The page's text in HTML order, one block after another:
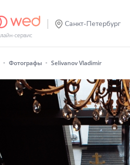
Санкт-Петербург
Фотографы Selivanov Vladimir